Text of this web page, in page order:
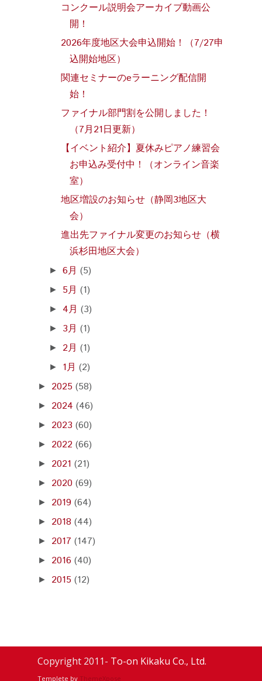
コンクール説明会アーカイブ動画公
開！
2026年度地区大会申込開始！（7/27申
込開始地区）
関連セミナーのeラーニング配信開
始！
ファイナル部門割を公開しました！
（7月21日更新）
【イベント紹介】夏休みピアノ練習会
お申込み受付中！（オンライン音楽
室）
地区増設のお知らせ（静岡3地区大
会）
進出先ファイナル変更のお知らせ（横
浜杉田地区大会）
►6月(5)
► 5月(1)
► 4月(3)
► 3月(1)
► 2月(1)
► 1月(2)
► 2025 (58)
► 2024 (46)
► 2023 (60)
► 2022 (66)
► 2021 (21)
► 2020 (69)
► 2019 (64)
► 2018 (44)
► 2017 (147)
► 2016 (40)
► 2015 (12)
Copyright 2011- To-on Kikaku Co., Ltd.
Templete by ThemeXpose